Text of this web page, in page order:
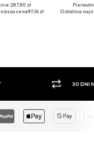
287,90 zł
cena:97,16 zł
Ostatnia